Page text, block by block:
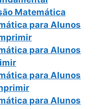
Matemática
para Alunos
para Alunos
para Alunos
para Alunos